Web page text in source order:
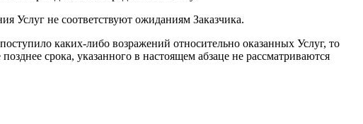
Услуг не соответствуют ожиданиям Заказчика.
каких-либо возражений относительно оказанных Услуг, то
срока, указанного в настоящем абзаце не рассматриваются